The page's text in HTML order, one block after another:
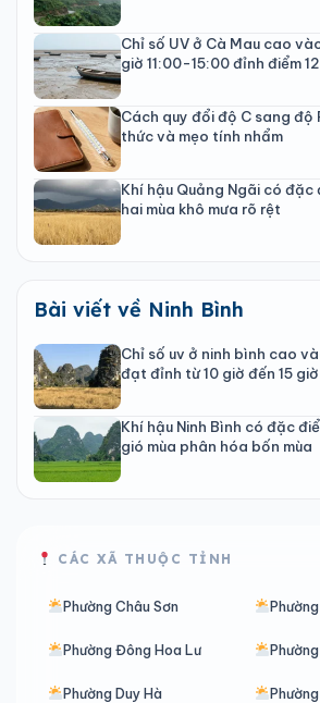
Chỉ số UV ở Cà Mau cao
giờ 11:00-15:00 đỉnh điểm
Cách quy đổi độ C sang độ
thức và mẹo tính nhẩm
Khí hậu Quảng Ngãi có đặc
hai mùa khô mưa rõ rệt
Bài viết về Ninh Bình
Chỉ số uv ở ninh bình cao
đạt đỉnh từ 10 giờ đến 15
Khí hậu Ninh Bình có đặc
gió mùa phân hóa bốn mùa
CÁC XÃ THUỘC TỈNH
Phường Châu Sơn
Phường Đông Hoa Lư
Phường Duy Hà